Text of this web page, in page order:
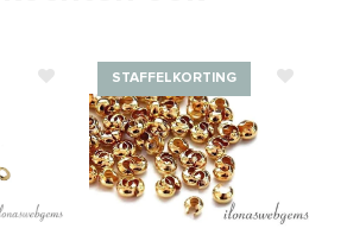
STAFFELKORTING